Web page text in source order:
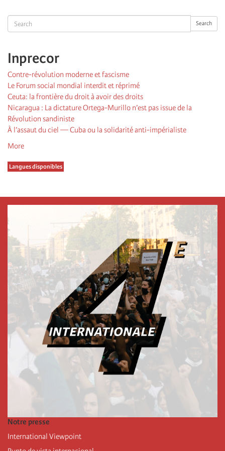
Search Search
Inprecor
Contre-révolution moderne et fascisme
Le Forum social mondial interdit et réprimé
Ceuta: la frontière du droit à avoir des droits
Nicaragua : La dictature Ortega-Murillo n’est pas issue de la
Révolution sandiniste
À l’assaut du ciel — Cuba ou la solidarité anti-impérialiste
More
Langues disponibles
Notre presse
International Viewpoint